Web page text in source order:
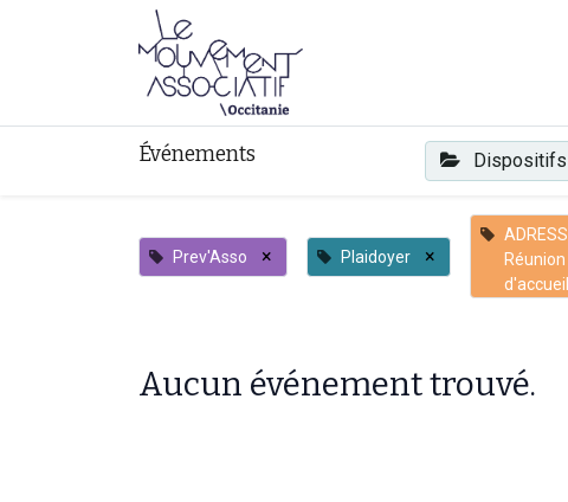
Événements Dispositifs
Prev'Asso × Plaidoyer ×
ADRESS
Réunion
d'accueil
Aucun événement trouvé.